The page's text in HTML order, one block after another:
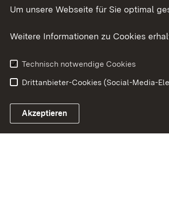
Bürgerreferent
Karriere
Link zum Landesportal
Um unsere Webseite für Sie optimal
Weitere Informationen zu Cookies
Technisch notwendige Cookies
Drittanbieter-Cookies (Social-Media-
Akzeptieren